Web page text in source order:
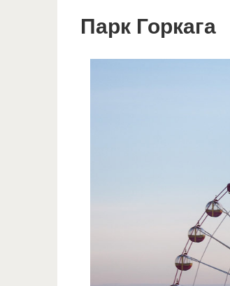
Парк Горкага